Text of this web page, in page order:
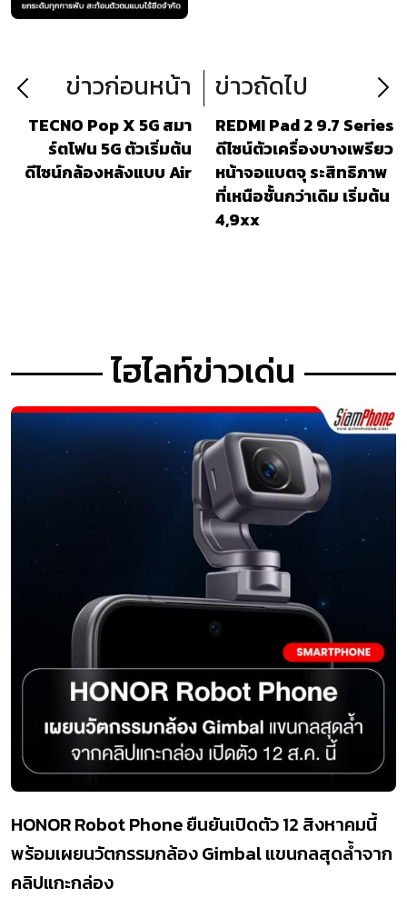
ข่าวก่อนหน้า
TECNO Pop X 5G สมา
ร์ตโฟน 5G ตัวเริ่มต้น
ดีไซน์กล้องหลังแบบ Air
ข่าวถัดไป
REDMI Pad 2 9.7 Series
ดีไซน์ตัวเครื่องบางเพรียว
หน้าจอแบตจุ ระสิทธิภาพ
ที่เหนือชั้นกว่าเดิม เริ่มต้น
4,9xx
ไฮไลท์ข่าวเด่น
HONOR Robot Phone ยืนยันเปิดตัว 12 สิงหาคมนี้
พร้อมเผยนวัตกรรมกล้อง Gimbal แขนกลสุดล้ำจาก
คลิปแกะกล่อง